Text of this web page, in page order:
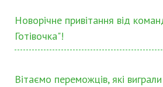
Новорічне привітання від
Готівочка"!
Вітаємо переможців, які